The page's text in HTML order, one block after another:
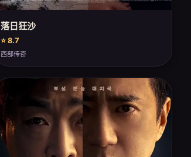
落日狂沙
⭐ 8.7
西部传奇